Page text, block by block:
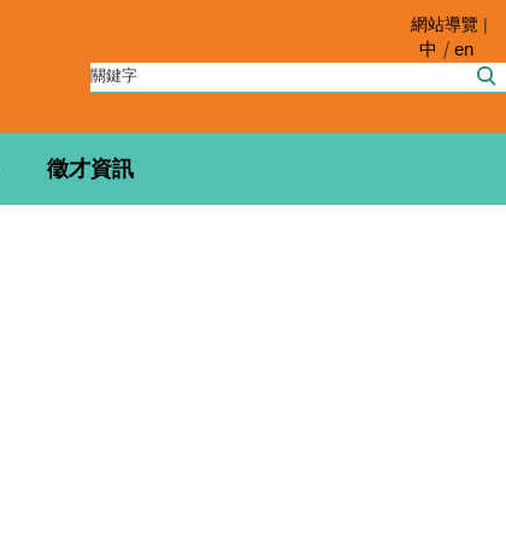
網站導覽 |
中 en
徵才資訊